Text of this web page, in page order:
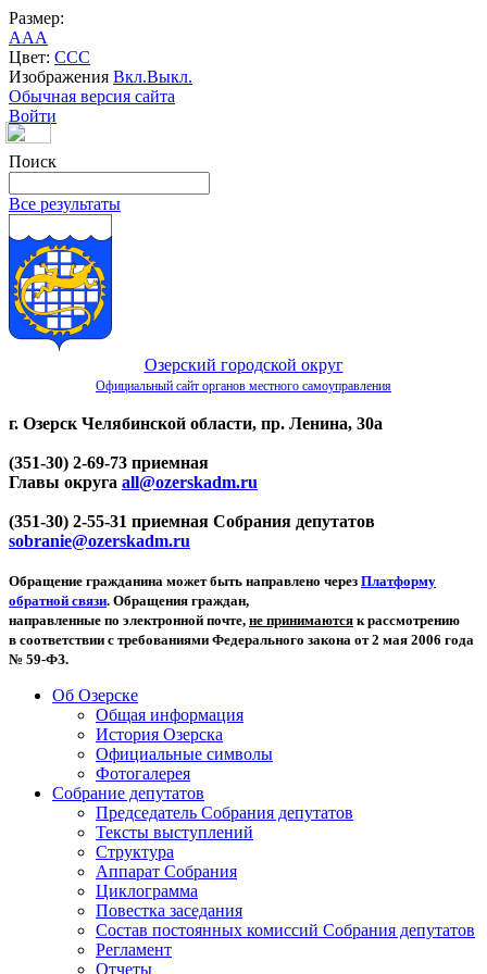
Размер:
AAA
Цвет: CCC
Изображения Вкл.Выкл.
Обычная версия сайта
Войти
Поиск
Все результаты
Озерский городской округ
Официальный сайт органов местного самоуправления
г. Озерск Челябинской области, пр. Ленина, 30а
(351-30) 2-69-73 приемная
Главы округа all@ozerskadm.ru
(351-30) 2-55-31 приемная Собрания депутатов
sobranie@ozerskadm.ru
Обращение гражданина может быть направлено через Платформу
обратной связи. Обращения граждан,
направленные по электронной почте, не принимаются к рассмотрению
в соответствии с требованиями Федерального закона от 2 мая 2006 года
№ 59-ФЗ.
Об Озерске
Общая информация
История Озерска
Официальные символы
Фотогалерея
Собрание депутатов
Председатель Собрания депутатов
Тексты выступлений
Структура
Аппарат Собрания
Циклограмма
Повестка заседания
Состав постоянных комиссий Собрания депутатов
Регламент
Отчеты